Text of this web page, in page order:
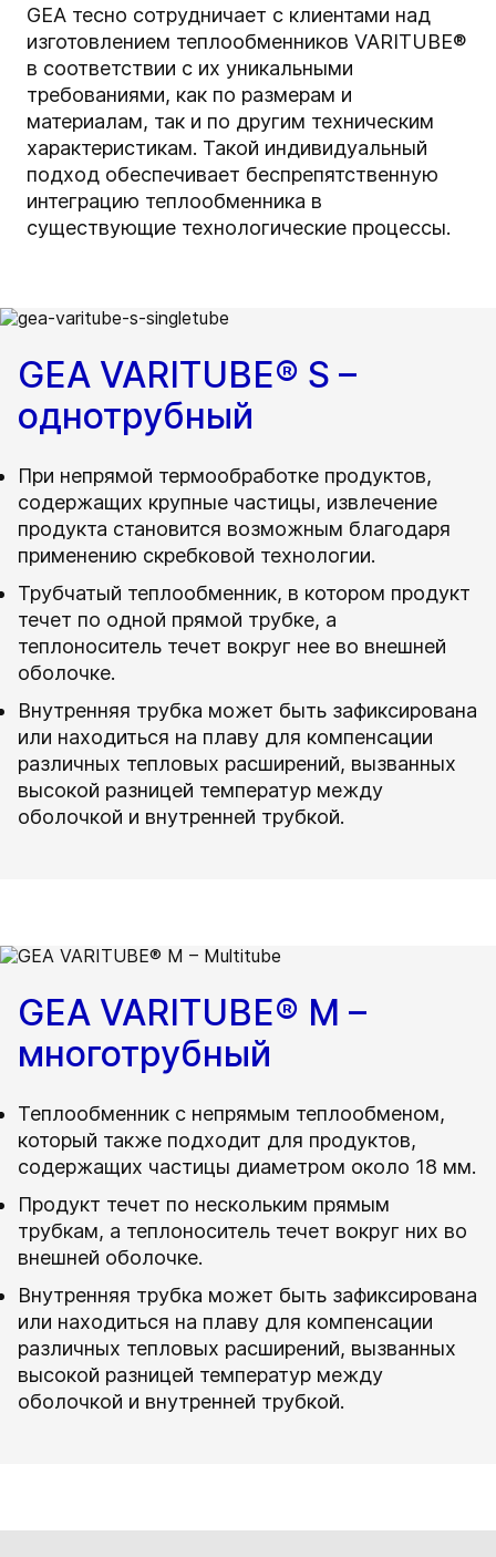
GEA тесно сотрудничает с клиентами над
изготовлением теплообменников VARITUBE®
в соответствии с их уникальными
требованиями, как по размерам и
материалам, так и по другим техническим
характеристикам. Такой индивидуальный
подход обеспечивает беспрепятственную
интеграцию теплообменника в
существующие технологические процессы.
GEA VARITUBE® S –
однотрубный
При непрямой термообработке продуктов,
содержащих крупные частицы, извлечение
продукта становится возможным благодаря
применению скребковой технологии.
Трубчатый теплообменник, в котором продукт
течет по одной прямой трубке, а
теплоноситель течет вокруг нее во внешней
оболочке.
Внутренняя трубка может быть зафиксирована
или находиться на плаву для компенсации
различных тепловых расширений, вызванных
высокой разницей температур между
оболочкой и внутренней трубкой.
GEA VARITUBE® M –
многотрубный
Теплообменник c непрямым теплообменом,
который также подходит для продуктов,
содержащих частицы диаметром около 18 мм.
Продукт течет по нескольким прямым
трубкам, а теплоноситель течет вокруг них во
внешней оболочке.
Внутренняя трубка может быть зафиксирована
или находиться на плаву для компенсации
различных тепловых расширений, вызванных
высокой разницей температур между
оболочкой и внутренней трубкой.